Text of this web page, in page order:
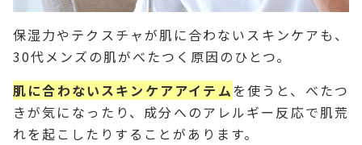
保湿力やテクスチャが肌に合わないスキンケアも、
30代メンズの肌がべたつく原因のひとつ。
肌に合わないスキンケアアイテムを使うと、べたつ
きが気になったり、成分へのアレルギー反応で肌荒
れを起こしたりすることがあります。